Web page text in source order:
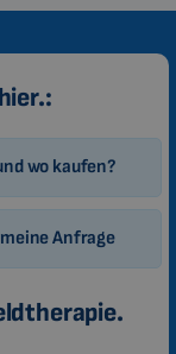
wo kaufen?
Anfrage